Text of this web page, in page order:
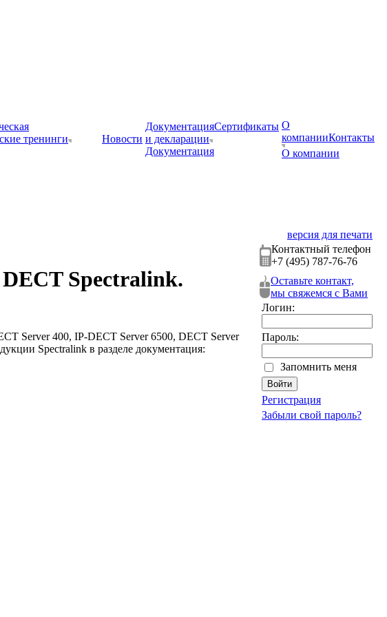
тренинги
Новости
ДокументацияСертификаты
и декларации
Документация
О
компанииКонтакты
О компании
DECT Spectralink.
Server 400, IP-DECT Server 6500, DECT Server
Spectralink в разделе документация:
версия для печати
Контактный телефон
+7 (495) 787-76-76
Оставьте контакт,
мы свяжемся с Вами
Логин:
Пароль:
Запомнить меня
Регистрация
Забыли свой пароль?